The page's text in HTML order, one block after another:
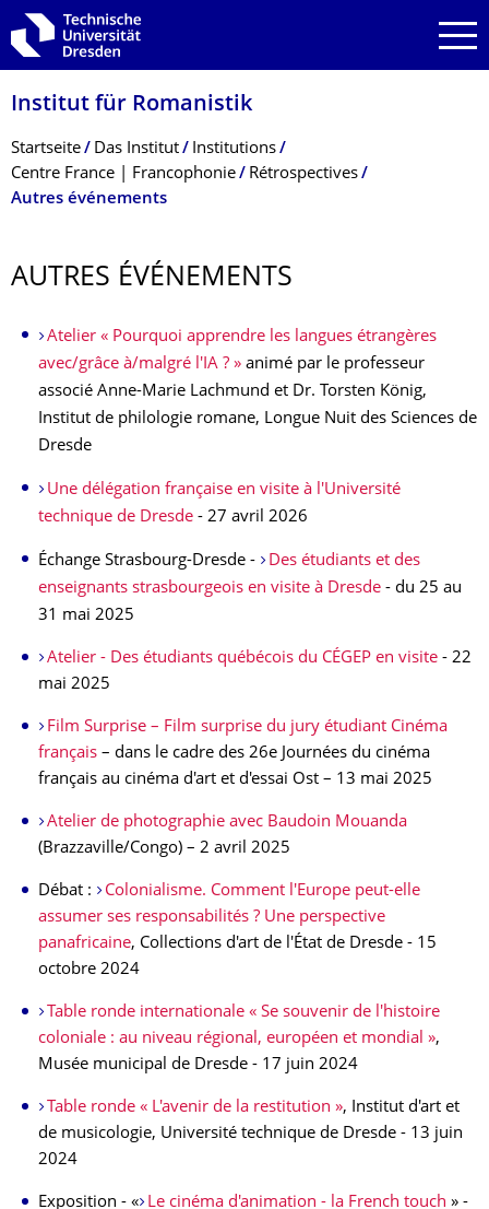
Zur Hauptnavigation springen
Zur Suche springen
Zum Inhalt springen
Institut für Romanistik
Breadcrumb-Menü
Startseite Das Institut
Institutions
Centre France | Francophonie
Rétrospectives
Autres événements
AUTRES ÉVÉNEMENTS
Atelier « Pourquoi apprendre les langues étrangères
avec/grâce à/malgré l'IA ? » animé par le professeur
associé Anne-Marie Lachmund et Dr. Torsten König,
Institut de philologie romane, Longue Nuit des Sciences de
Dresde
Une délégation française en visite à l'Université
technique de Dresde - 27 avril 2026
Échange Strasbourg-Dresde -
Des étudiants et des
enseignants strasbourgeois en visite à Dresde - du 25 au
31 mai 2025
Atelier - Des étudiants québécois du CÉGEP en visite- 22
mai 2025
Film Surprise – Film surprise du jury étudiant Cinéma
français – dans le cadre des 26e Journées du cinéma
français au cinéma d'art et d'essai Ost – 13 mai 2025
Atelier de photographie avec Baudoin Mouanda
(Brazzaville/Congo) – 2 avril 2025
Débat :
Colonialisme. Comment l'Europe peut-elle
assumer ses responsabilités ? Une perspective
panafricaine, Collections d'art de l'État de Dresde - 15
octobre 2024
Table ronde internationale « Se souvenir de l'histoire
coloniale : au niveau régional, européen et mondial »,
Musée municipal de Dresde - 17 juin 2024
Table ronde « L'avenir de la restitution », Institut d'art et
de musicologie, Université technique de Dresde - 13 juin
2024
Exposition - « Le cinéma d'animation - la French touch » -